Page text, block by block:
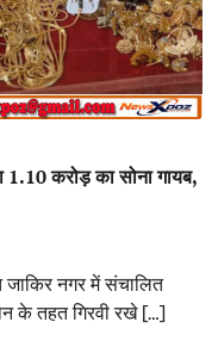
करोड़ का सोना गायब,
नगर में संचालित
के तहत गिरवी रखे […]